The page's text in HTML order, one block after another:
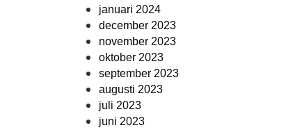
januari 2024
december 2023
november 2023
oktober 2023
september 2023
augusti 2023
juli 2023
juni 2023